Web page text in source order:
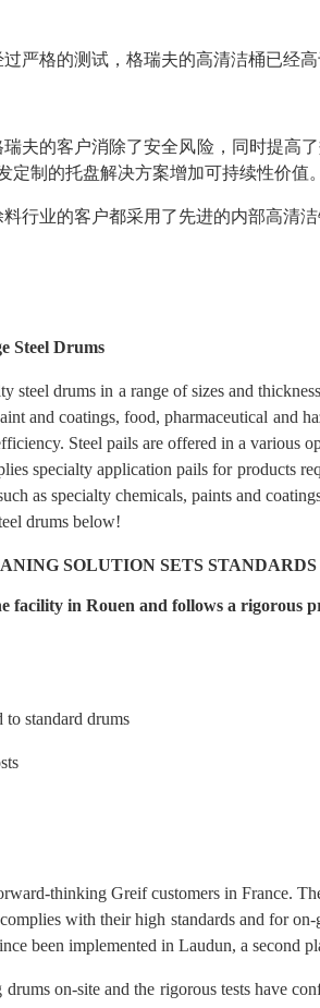
严格的测试，格瑞夫的高清洁桶已经高
夫的客户消除了安全风险，同时提高
制的托盘解决方案增加可持续性价值。
行业的客户都采用了先进的内部高清洁
Steel Drums
steel drums in a range of sizes and
and coatings, food, pharmaceutical and
Steel pails are offered in a various
specialty application pails for products
as specialty chemicals, paints and
drums below!
SOLUTION SETS STANDARDS
facility in Rouen and follows a rigorous
standard drums
thinking Greif customers in France.
with their high standards and for
been implemented in Laudun, a second
on-site and the rigorous tests have